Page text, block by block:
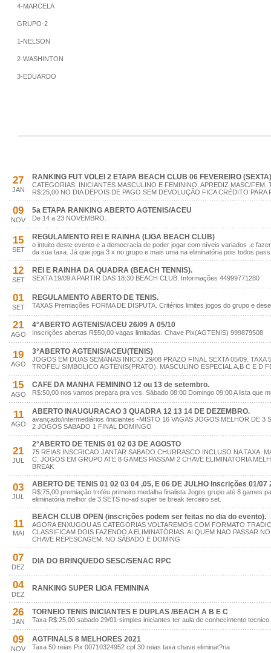
4-MARCELA
GRUPO-2
1-NELSON
2-WASHINTON
3-EDUARDO
27
JAN
RANKING FUT VOLEI 2 ETAPA BEACH CLUB 06 FEVEREIRO (SEXTA)
CATEGORIAS: INICIANTES MASCULINO E FEMININO. APREDIZ MASC/FEM.
R$:25,00 NO DIA DEPOIS DE PAGO SEM DEVOLUÇÃO FICA CRÉDITO PARA
09
NOV
5a ETAPA RANKING ABERTO AGTENIS/ACEU
De 14 a 23 NOVEMBRO.
15
SET
REGULAMENTO REI E RAINHA (LIGA BEACH CLUB)
o intuito deste evento e a democracia de poder jogar com níveis variados .e
da sua taxa. Já que joga 3 x no grupo e mais uma na eliminatória pois todos pass
12
SET
REI E RAINHA DA QUADRA (BEACH TENNIS).
SEXTA 19/09 A PARTIR DAS 18:30 BEACH CLUB. Informações 44999771280
01
SET
REGULAMENTO ABERTO DE TENIS.
TAXAS Premiações FORMA DE DISPUTA. Critérios limites jogos do grupo e
21
AGO
4°ABERTO AGTENIS/ACEU 26/09 A 05/10
Inscrições abertas R$50,00 vagas limitadas. Chave Pix(AGTENIS) 999879508
19
AGO
3°ABERTO AGTENIS/ACEU(TENIS)
JOGOS EM DUAS SEMANAS INICIO 29/08 PRAZO FINAL SEXTA 05/09. TAXA
TROFEU SIMBOLICO AGTENIS(PRATO). MASCULINO ESPECIAL A,B C E D
15
AGO
CAFE DA MANHA FEMININO 12 ou 13 de setembro.
R$:50,00 nos vamos prepara pra vcs. Sábado 08:00 Domingo 09:00 A lista que
11
AGO
ABERTO INAUGURACAO 3 QUADRA 12 13 14 DE DEZEMBRO.
avançado/intermediários /iniciantes -MISTO 16 VAGAS JOGOS MELHOR DE 3
2 JOGOS SABADO 1 FINAL DOMINGO
21
JUL
2°ABERTO DE TENIS 01 02 03 DE AGOSTO
75 REIAS INSCRICAO JANTAR SABADO CHURRASCO INCLUSO NA TAXA.
C. JOGOS EM GRUPO ATE 8 GAMES PASSAM 2 CHAVE ELIMINATORIA
BREAK
03
JUL
ABERTO DE TENIS 01 02 03 04 ,05, E 06 DE JULHO Inscrições 01/07
R$:75,00 premiação troféu primeiro medalha finalista Jogos grupo até 8 games
eliminatória melhor de 3 SETS no-ad super tie break terceiro set.
11
MAI
BEACH CLUB OPEN (inscrições podem ser feitas no dia do evento).
AGORA ENXUGOU AS CATEGORIAS VOLTAREMOS COM FORMATO
CLASSIFICAM DOIS FAZENDO A ELIMINATÓRIAS. AI QUEM NAO PASSAR
CHAVE REPESCAGEM. NO SÁBADO E DOMING
07
DEZ
DIA DO BRINQUEDO SESC/SENAC RPC
04
DEZ
RANKING SUPER LIGA FEMININA
26
JAN
TORNEIO TENIS INICIANTES E DUPLAS /BEACH A B E C
Taxa R$:25,00 sabado 29/01-simples iniciantes ter aula de conhecimento
09
NOV
AGTFINALS 8 MELHORES 2021
Taxa 50 reias Pix 00710324952 cpf 30 reias taxa chave eliminat?ria